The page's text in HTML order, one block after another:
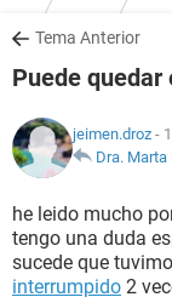
SALUD
NUTRICIÓN
BIENESTAR
SEXUALIDAD
Tema Anterior
Puede quedar
jeimen.droz -
Dra. Marta
he leido mucho
tengo una duda
sucede que
interrumpido 2